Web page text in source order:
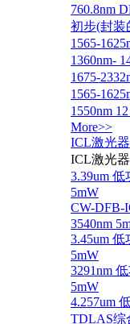
760.8nm
初步(封装
1565-
1360nm-
1675-
1565-
1550nm
More>>
ICL激光器
ICL激光器
3.39um
5mW
CW-DFB-
3540nm
3.45um
5mW
3291nm
5mW
4.257um
TDLAS综